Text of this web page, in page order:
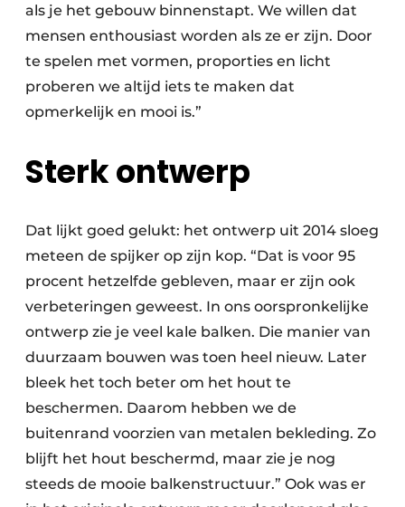
als je het gebouw binnenstapt. We willen dat
mensen enthousiast worden als ze er zijn. Door
te spelen met vormen, proporties en licht
proberen we altijd iets te maken dat
opmerkelijk en mooi is.”
Sterk ontwerp
Dat lijkt goed gelukt: het ontwerp uit 2014 sloeg
meteen de spijker op zijn kop. “Dat is voor 95
procent hetzelfde gebleven, maar er zijn ook
verbeteringen geweest. In ons oorspronkelijke
ontwerp zie je veel kale balken. Die manier van
duurzaam bouwen was toen heel nieuw. Later
bleek het toch beter om het hout te
beschermen. Daarom hebben we de
buitenrand voorzien van metalen bekleding. Zo
blijft het hout beschermd, maar zie je nog
steeds de mooie balkenstructuur.” Ook was er